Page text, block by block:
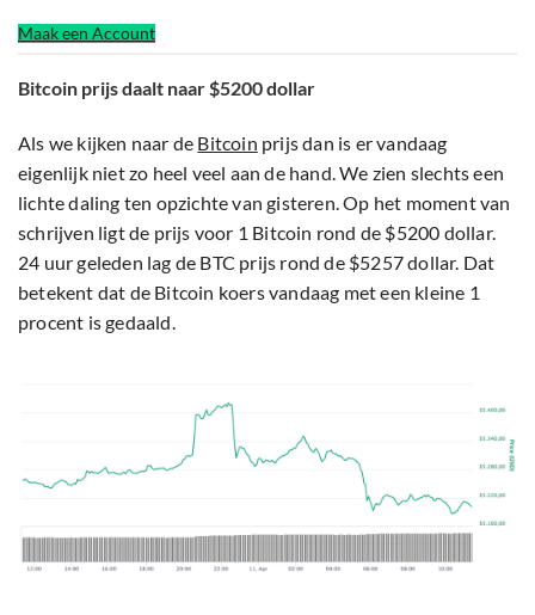
Maak een Account
Bitcoin prijs daalt naar $5200 dollar
Als we kijken naar de Bitcoin prijs dan is er vandaag
eigenlijk niet zo heel veel aan de hand. We zien slechts een
lichte daling ten opzichte van gisteren. Op het moment van
schrijven ligt de prijs voor 1 Bitcoin rond de $5200 dollar.
24 uur geleden lag de BTC prijs rond de $5257 dollar. Dat
betekent dat de Bitcoin koers vandaag met een kleine 1
procent is gedaald.